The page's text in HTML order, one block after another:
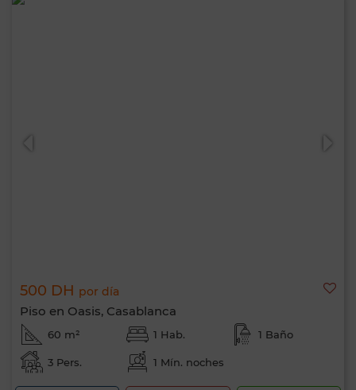
500 DH por día
Piso en Oasis, Casablanca
60 m² 1 Hab. 1 Baño
3 Pers. 1 Mín. noches
Hola, soy MIA. ¿Qué criterio te gustaría
aplicar ahora?